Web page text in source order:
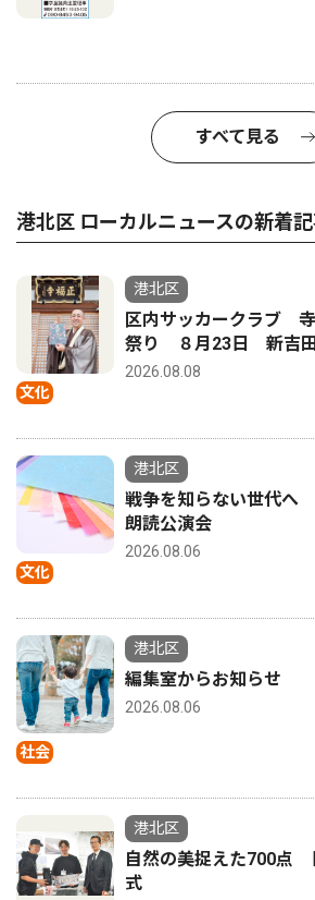
すべて見る
港北区 ローカルニュースの新着
文化
港北区
区内サッカークラブ
祭り ８月23日 新吉
2026.08.08
文化
港北区
戦争を知らない世代
朗読公演会
2026.08.06
社会
港北区
編集室からお知らせ
2026.08.06
港北区
自然の美捉えた700点
式